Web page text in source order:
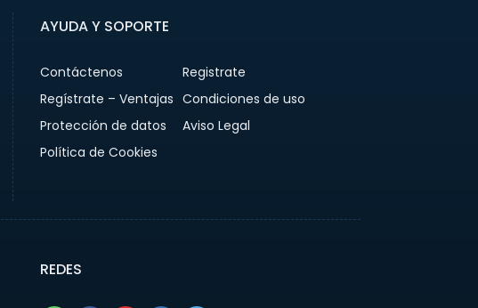
AYUDA Y SOPORTE
Contáctenos
Registrate
Regístrate – Ventajas Condiciones de uso
Protección de datos
Aviso Legal
Política de Cookies
REDES